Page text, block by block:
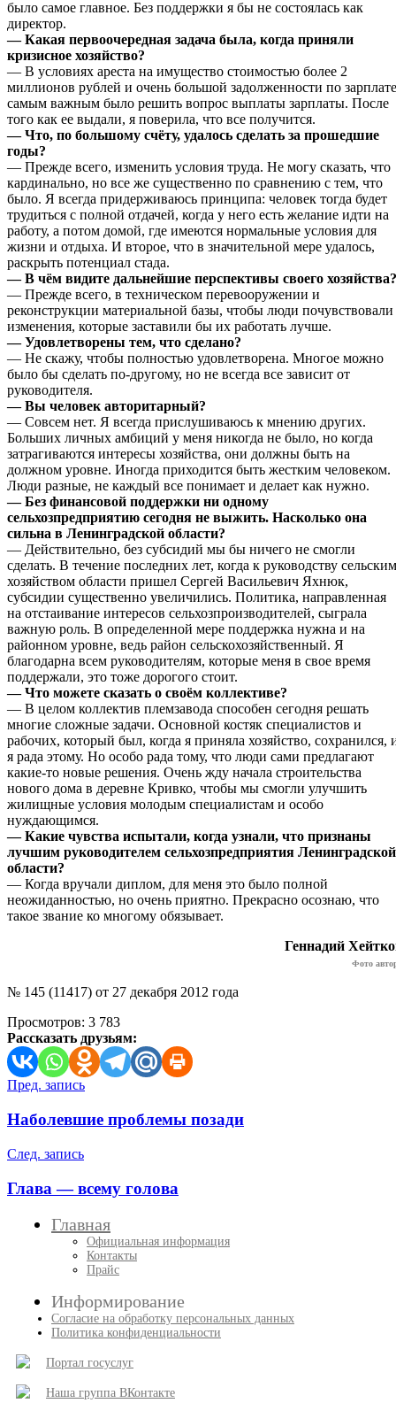
было самое главное. Без поддержки я бы не состоялась как
директор.
— Какая первоочередная задача была, когда приняли
кризисное хозяйство?
— В условиях ареста на имущество стоимостью более 2
миллионов рублей и очень большой задолженности по зарплате
самым важным было решить вопрос выплаты зарплаты. После
того как ее выдали, я поверила, что все получится.
— Что, по большому счёту, удалось сделать за прошедшие
годы?
— Прежде всего, изменить условия труда. Не могу сказать, что
кардинально, но все же существенно по сравнению с тем, что
было. Я всегда придерживаюсь принципа: человек тогда будет
трудиться с полной отдачей, когда у него есть желание идти на
работу, а потом домой, где имеются нормальные условия для
жизни и отдыха. И второе, что в значительной мере удалось,
раскрыть потенциал стада.
— В чём видите дальнейшие перспективы своего хозяйства?
— Прежде всего, в техническом перевооружении и
реконструкции материальной базы, чтобы люди почувствовали
изменения, которые заставили бы их работать лучше.
— Удовлетворены тем, что сделано?
— Не скажу, чтобы полностью удовлетворена. Многое можно
было бы сделать по-другому, но не всегда все зависит от
руководителя.
— Вы человек авторитарный?
— Совсем нет. Я всегда прислушиваюсь к мнению других.
Больших личных амбиций у меня никогда не было, но когда
затрагиваются интересы хозяйства, они должны быть на
должном уровне. Иногда приходится быть жестким человеком.
Люди разные, не каждый все понимает и делает как нужно.
— Без финансовой поддержки ни одному
сельхозпредприятию сегодня не выжить. Насколько она
сильна в Ленинградской области?
— Действительно, без субсидий мы бы ничего не смогли
сделать. В течение последних лет, когда к руководству сельским
хозяйством области пришел Сергей Васильевич Яхнюк,
субсидии существенно увеличились. Политика, направленная
на отстаивание интересов сельхозпроизводителей, сыграла
важную роль. В определенной мере поддержка нужна и на
районном уровне, ведь район сельскохозяйственный. Я
благодарна всем руководителям, которые меня в свое время
поддержали, это тоже дорогого стоит.
— Что можете сказать о своём коллективе?
— В целом коллектив племзавода способен сегодня решать
многие сложные задачи. Основной костяк специалистов и
рабочих, который был, когда я приняла хозяйство, сохранился,
я рада этому. Но особо рада тому, что люди сами предлагают
какие-то новые решения. Очень жду начала строительства
нового дома в деревне Кривко, чтобы мы смогли улучшить
жилищные условия молодым специалистам и особо
нуждающимся.
— Какие чувства испытали, когда узнали, что признаны
лучшим руководителем сельхозпредприятия Ленинградской
области?
— Когда вручали диплом, для меня это было полной
неожиданностью, но очень приятно. Прекрасно осознаю, что
такое звание ко многому обязывает.
Геннадий
Фото
№ 145 (11417) от 27 декабря 2012 года
Просмотров: 3 783
Рассказать друзьям:
Навигация
по
Пред. запись
Наболевшие проблемы позади
След. запись
Глава — всему голова
Главная
Официальная информация
Контакты
Прайс
Информирование
Согласие на обработку персональных данных
Политика конфиденциальности
Портал госуслуг
Наша группа ВКонтакте